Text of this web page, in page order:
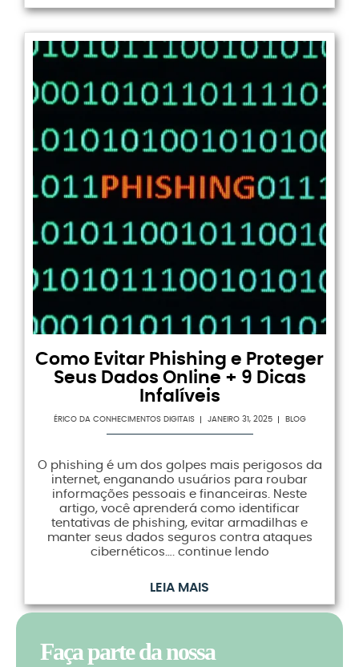
Como Evitar Phishing e Proteger
Seus Dados Online + 9 Dicas
Infalíveis
ÉRICO DA CONHECIMENTOS DIGITAIS JANEIRO 31, 2025 BLOG
O phishing é um dos golpes mais perigosos da
internet, enganando usuários para roubar
informações pessoais e financeiras. Neste
artigo, você aprenderá como identificar
tentativas de phishing, evitar armadilhas e
manter seus dados seguros contra ataques
cibernéticos…. continue lendo
LEIA MAIS
Faça parte da nossa